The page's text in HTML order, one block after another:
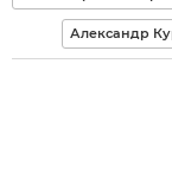
Александр